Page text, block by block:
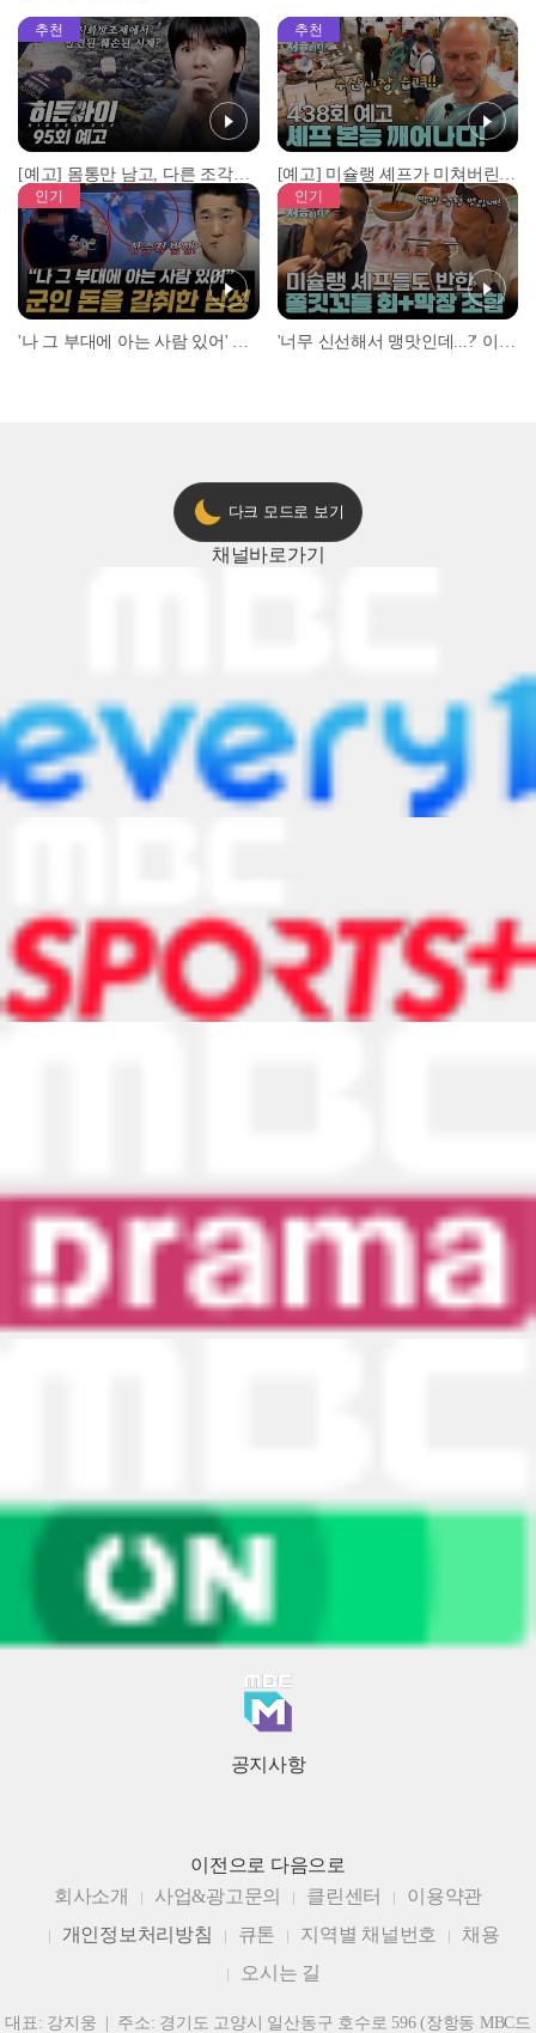
추천
[예고] 몸통만 남고, 다른 조각은 어디에..? 시화호에서 드러난 충격적인 토막 살인사건!
추천
[예고] 미슐랭 셰프가 미쳐버린 이유! 본능이 깨어난 사건은?
인기 인기
다크 모드로 보기
채널바로가기
공지사항
이전으로 다음으로
회사소개
사업&광고문의 클린센터
이용약관
개인정보처리방침
큐톤 지역별 채널번호
채용
오시는 길
대표: 강지웅 | 주소: 경기도 고양시 일산동구 호수로 596 (장항동 MBC드